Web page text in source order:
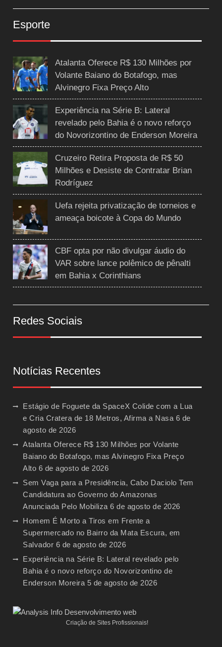
Esporte
Atalanta Oferece R$ 130 Milhões por
Volante Baiano do Botafogo, mas
Alvinegro Fixa Preço Alto
Experiência na Série B: Lateral
revelado pelo Bahia é o novo reforço
do Novorizontino de Enderson Moreira
Cruzeiro Retira Proposta de R$ 50
Milhões e Desiste de Contratar Brian
Rodríguez
Uefa rejeita privatização de torneios e
ameaça boicote à Copa do Mundo
CBF opta por não divulgar áudio do
VAR sobre lance polêmico de pênalti
em Bahia x Corinthians
Redes Sociais
Notícias Recentes
Estágio de Foguete da SpaceX Colide com a Lua
e Cria Cratera de 18 Metros, Afirma a Nasa 6 de
agosto de 2026
Atalanta Oferece R$ 130 Milhões por Volante
Baiano do Botafogo, mas Alvinegro Fixa Preço
Alto 6 de agosto de 2026
Sem Vaga para a Presidência, Cabo Daciolo Tem
Candidatura ao Governo do Amazonas
Anunciada Pelo Mobiliza 6 de agosto de 2026
Homem É Morto a Tiros em Frente a
Supermercado no Bairro da Mata Escura, em
Salvador 6 de agosto de 2026
Experiência na Série B: Lateral revelado pelo
Bahia é o novo reforço do Novorizontino de
Enderson Moreira 5 de agosto de 2026
Criação de Sites Profissionais!